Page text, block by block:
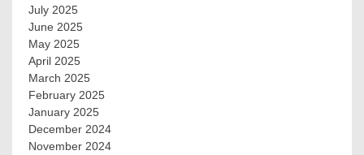
July 2025
June 2025
May 2025
April 2025
March 2025
February 2025
January 2025
December 2024
November 2024